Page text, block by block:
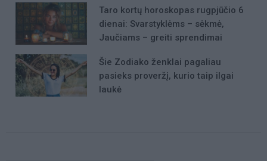
Taro kortų horoskopas rugpjūčio 6
dienai: Svarstyklėms – sėkmė,
Jaučiams – greiti sprendimai
Šie Zodiako ženklai pagaliau
pasieks proveržį, kurio taip ilgai
laukė